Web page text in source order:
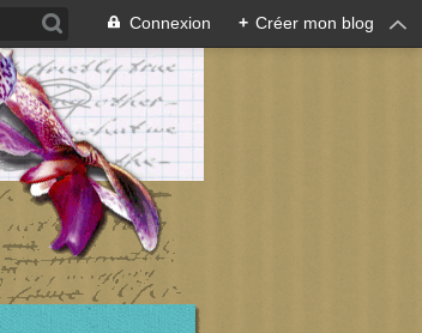
Connexion + Créer mon blog